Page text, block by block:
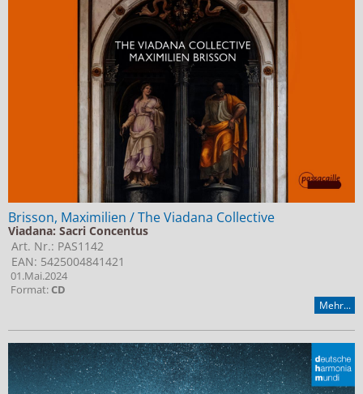
Brisson, Maximilien / The Viadana Collective
Viadana: Sacri Concentus
Art. Nr.: PAS1142
EAN: 5425004841421
01.Mai.2024
Format:CD
Mehr...